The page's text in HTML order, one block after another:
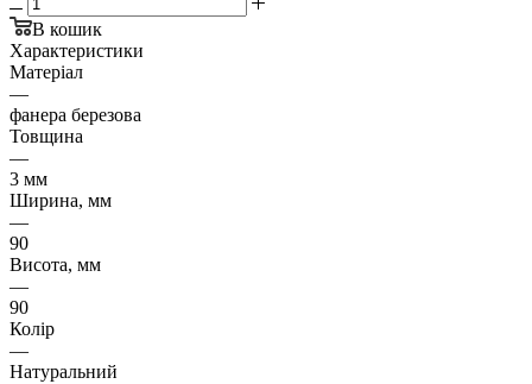
В кошик
Характеристики
Матеріал
—
фанера березова
Товщина
—
3 мм
Ширина, мм
—
90
Висота, мм
—
90
Колір
—
Натуральний